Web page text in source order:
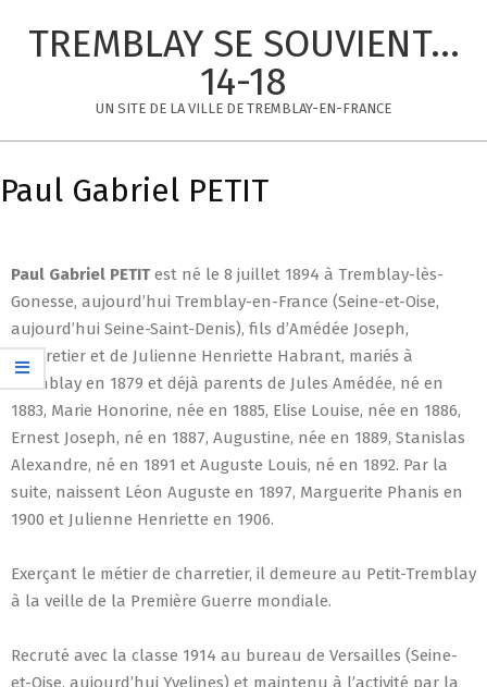
TREMBLAY SE SOUVIENT...
14-18
UN SITE DE LA VILLE DE TREMBLAY-EN-FRANCE
Navigation
Menu
Paul Gabriel PETIT
Paul Gabriel PETITest né le 8 juillet 1894 à Tremblay-lès-
Gonesse, aujourd’hui Tremblay-en-France (Seine-et-Oise,
aujourd’hui Seine-Saint-Denis), fils d’Amédée Joseph,
charretier et de Julienne Henriette Habrant, mariés à
Tremblay en 1879 et déjà parents de Jules Amédée, né en
1883, Marie Honorine, née en 1885, Elise Louise, née en 1886,
Ernest Joseph, né en 1887, Augustine, née en 1889, Stanislas
Alexandre, né en 1891 et Auguste Louis, né en 1892. Par la
suite, naissent Léon Auguste en 1897, Marguerite Phanis en
1900 et Julienne Henriette en 1906.
Exerçant le métier de charretier, il demeure au Petit-Tremblay
à la veille de la Première Guerre mondiale.
Recruté avec la classe 1914 au bureau de Versailles (Seine-
et-Oise, aujourd’hui Yvelines) et maintenu à l’activité par la